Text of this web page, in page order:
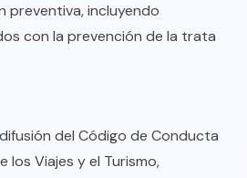
preventiva, incluyendo
con la prevención de la trata
del Código de Conducta
los Viajes y el Turismo,